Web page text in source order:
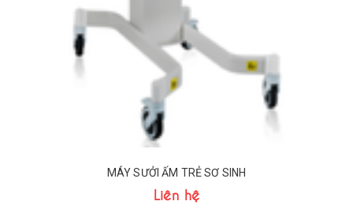
MÁY SƯỞI ẤM TRẺ SƠ SINH
Liên hệ